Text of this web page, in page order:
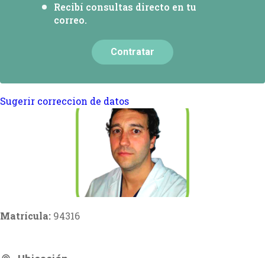
Matrícula: 94316
Recibí consultas directo en tu
correo.
Contratar
Sugerir correccion de datos